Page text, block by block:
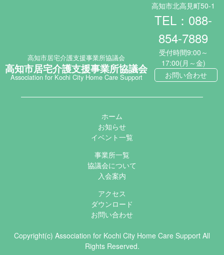
高知市居宅介護支援事業所協議会
高知市居宅介護支援事業所協議会
Association for Kochi City Home Care Support
高知市北高見町50-1
TEL：088-
854-7889
受付時間9:00～
17:00(月～金)
お問い合わせ
ホーム
お知らせ
イベント一覧
事業所一覧
協議会について
入会案内
アクセス
ダウンロード
お問い合わせ
Copyright(c) Association for Kochi City Home Care Support All
Rights Reserved.